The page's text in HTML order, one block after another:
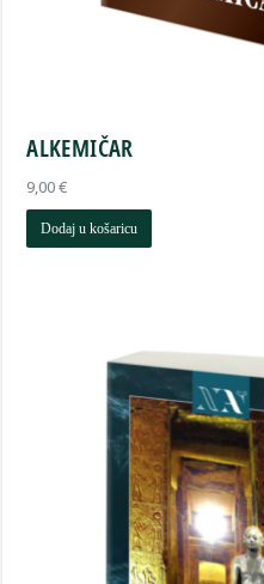
ALKEMIČAR
9,00€
Dodaj u košaricu